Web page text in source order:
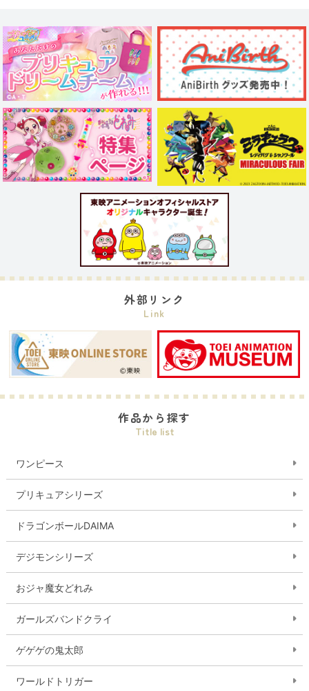
外部リンク
Link
作品から探す
Title list
ワンピース
プリキュアシリーズ
ドラゴンボールDAIMA
デジモンシリーズ
おジャ魔女どれみ
ガールズバンドクライ
ゲゲゲの鬼太郎
ワールドトリガー